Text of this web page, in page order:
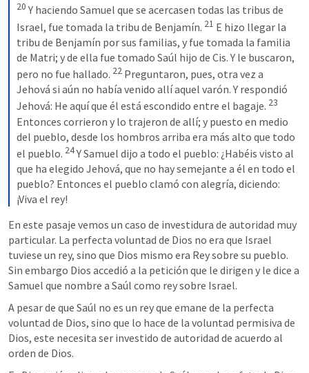
20 Y haciendo Samuel que se acercasen todas las tribus de
Israel, fue tomada la tribu de Benjamín. 21 E hizo llegar la
tribu de Benjamín por sus familias, y fue tomada la familia
de Matri; y de ella fue tomado Saúl hijo de Cis. Y le buscaron,
pero no fue hallado. 22 Preguntaron, pues, otra vez a
Jehová si aún no había venido allí aquel varón. Y respondió
Jehová: He aquí que él está escondido entre el bagaje. 23
Entonces corrieron y lo trajeron de allí; y puesto en medio
del pueblo, desde los hombros arriba era más alto que todo
el pueblo. 24 Y Samuel dijo a todo el pueblo: ¿Habéis visto al
que ha elegido Jehová, que no hay semejante a él en todo el
pueblo? Entonces el pueblo clamó con alegría, diciendo:
¡Viva el rey!
En este pasaje vemos un caso de investidura de autoridad muy
particular. La perfecta voluntad de Dios no era que Israel
tuviese un rey, sino que Dios mismo era Rey sobre su pueblo.
Sin embargo Dios accedió a la petición que le dirigen y le dice a
Samuel que nombre a Saúl como rey sobre Israel.
A pesar de que Saúl no es un rey que emane de la perfecta
voluntad de Dios, sino que lo hace de la voluntad permisiva de
Dios, este necesita ser investido de autoridad de acuerdo al
orden de Dios.